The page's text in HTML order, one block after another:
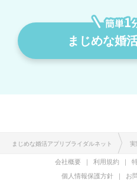
まじめな婚
まじめな婚活アプリブライダルネット 実
会社概要 利用規約
個人情報保護方針
お